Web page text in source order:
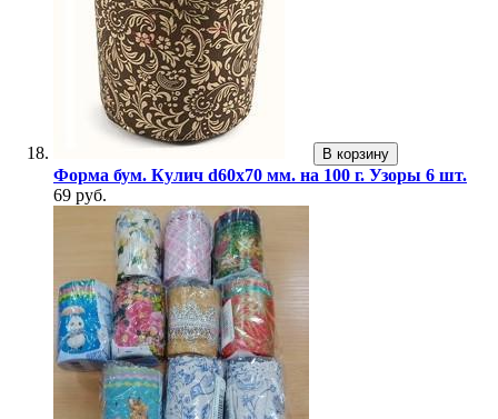
В корзину
Форма бум. Кулич d60х70 мм. на 100 г. Узоры 6 шт.
69 руб.